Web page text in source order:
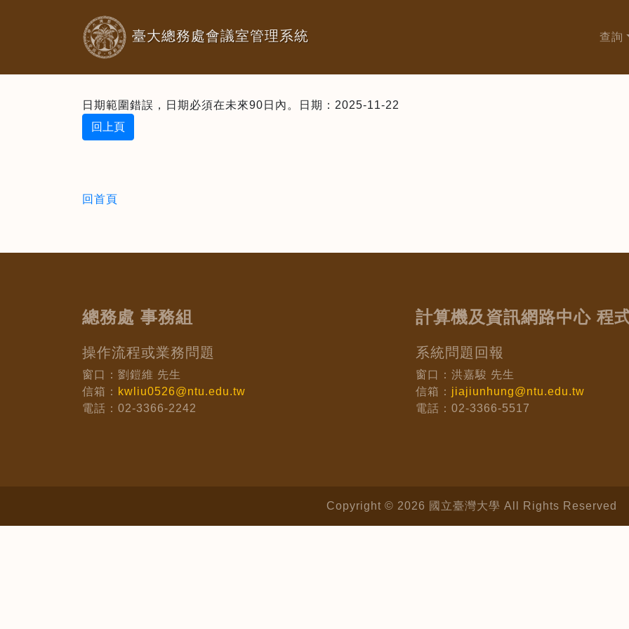
臺大總務處會議室管理系統 查詢
日期範圍錯誤，日期必須在未來90日內。日期：2025-11-22
回上頁
回首頁
總務處 事務組
操作流程或業務問題
窗口：劉鎧維 先生
信箱： kwliu0526@ntu.edu.tw
電話：02-3366-2242
計算機及資訊網路中心 程
系統問題回報
窗口：洪嘉駿 先生
信箱： jiajiunhung@ntu.edu.tw
電話：02-3366-5517
Copyright © 2026 國立臺灣大學 All Rights Reserved